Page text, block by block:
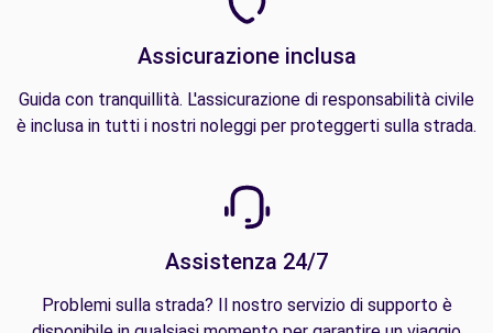
Assicurazione inclusa
Guida con tranquillità. L'assicurazione di responsabilità civile
è inclusa in tutti i nostri noleggi per proteggerti sulla strada.
Assistenza 24/7
Problemi sulla strada? Il nostro servizio di supporto è